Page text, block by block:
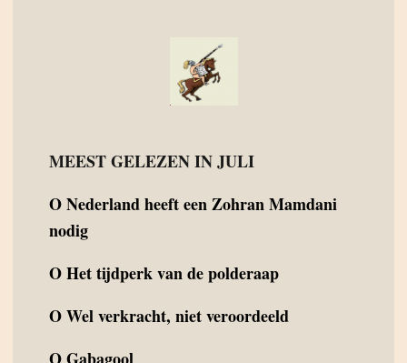
MEEST GELEZEN IN JULI
ONederland heeft een Zohran Mamdani
nodig
OHet tijdperk van de polderaap
OWel verkracht, niet veroordeeld